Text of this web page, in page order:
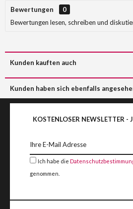
Bewertungen
0
Bewertungen lesen, schreiben und
Kunden kauften auch
Kunden haben sich ebenfalls
KOSTENLOSER NEWSLETTER -
Ich habe die
genommen.